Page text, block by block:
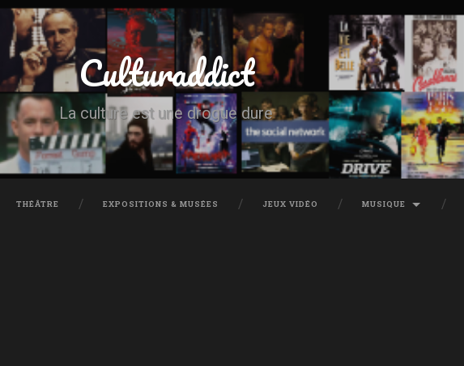
Culturaddict
La culture est une drogue dure
THÉÂTRE EXPOSITIONS & MUSÉES JEUX VIDÉO MUSIQUE